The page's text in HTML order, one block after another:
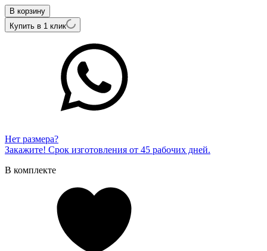
В корзину
Купить в 1 клик
Нет размера?
Закажите! Срок изготовления от 45 рабочих дней.
В комплекте